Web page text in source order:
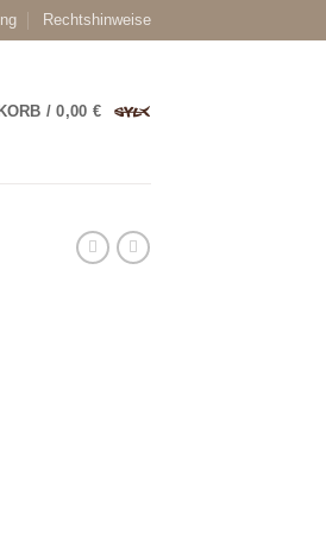
Rechtshinweise
/0,00 €